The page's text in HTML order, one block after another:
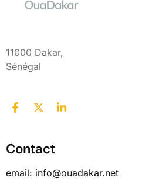
11000 Dakar,
Sénégal
Contact
email: info@ouadakar.net